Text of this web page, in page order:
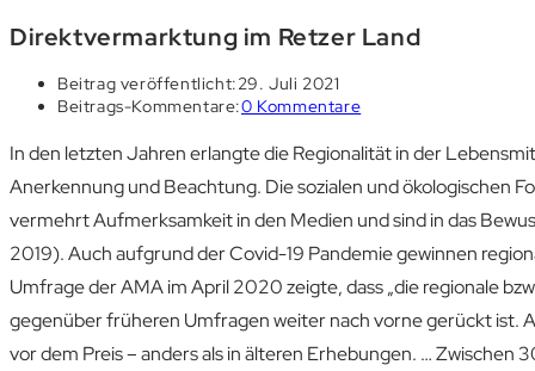
Direktvermarktung im Retzer Land
Beitrag veröffentlicht:29. Juli 2021
Beitrags-Kommentare:0 Kommentare
In den letzten Jahren erlangte die Regionalität in der
Anerkennung und Beachtung. Die sozialen und ökologischen
vermehrt Aufmerksamkeit in den Medien und sind in das
2019). Auch aufgrund der Covid-19 Pandemie gewinnen
Umfrage der AMA im April 2020 zeigte, dass „die regionale
gegenüber früheren Umfragen weiter nach vorne gerückt ist.
vor dem Preis – anders als in älteren Erhebungen. … Zwischen